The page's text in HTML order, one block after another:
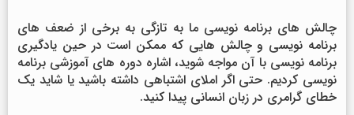
چالش های برنامه نویسی ما به تازگی به برخی از ضعف های
برنامه نویسی و چالش هایی که ممکن است در حین یادگیری
برنامه نویسی با آن مواجه شوید، اشاره دوره های آموزشی برنامه
نویسی کردیم. حتی اگر املای اشتباهی داشته باشید یا شاید یک
خطای گرامری در زبان انسانی پیدا کنید.